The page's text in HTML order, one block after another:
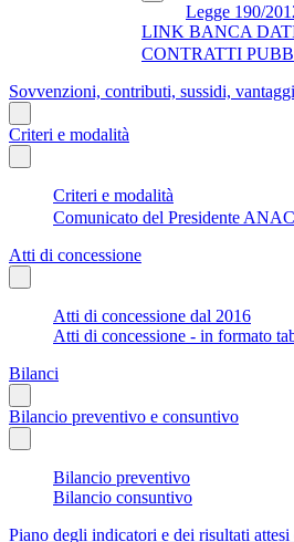
Legge 190/
LINK BANCA
CONTRATTI
Sovvenzioni, contributi, sussidi,
Criteri e modalità
Criteri e modalità
Comunicato del Presidente
Atti di concessione
Atti di concessione dal 2016
Atti di concessione - in formato
Bilanci
Bilancio preventivo e consuntivo
Bilancio preventivo
Bilancio consuntivo
Piano degli indicatori e dei risultati